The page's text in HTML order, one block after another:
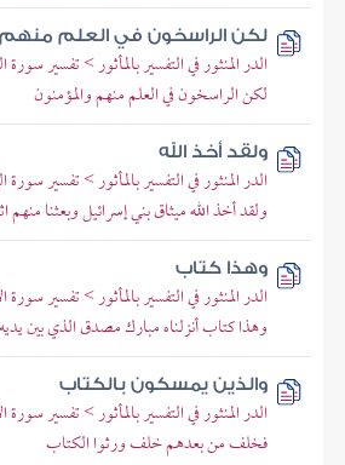
لكن الراسخون في العلم منهم
الدر المنثور في التفسير بالمأثور > تفسير
لكن الراسخون في العلم منهم والمؤمنون
ولقد أخذ الله
الدر المنثور في التفسير بالمأثور > تفسير سورة
ولقد أخذ الله ميثاق بني إسرائيل وبعثنا
وهذا كتاب
الدر المنثور في التفسير بالمأثور > تفسير سورة
وهذا كتاب أنزلناه مبارك مصدق الذي بين يديه
والذين يمسكون بالكتاب
الدر المنثور في التفسير بالمأثور > تفسير
فخلف من بعدهم خلف ورثوا الكتاب